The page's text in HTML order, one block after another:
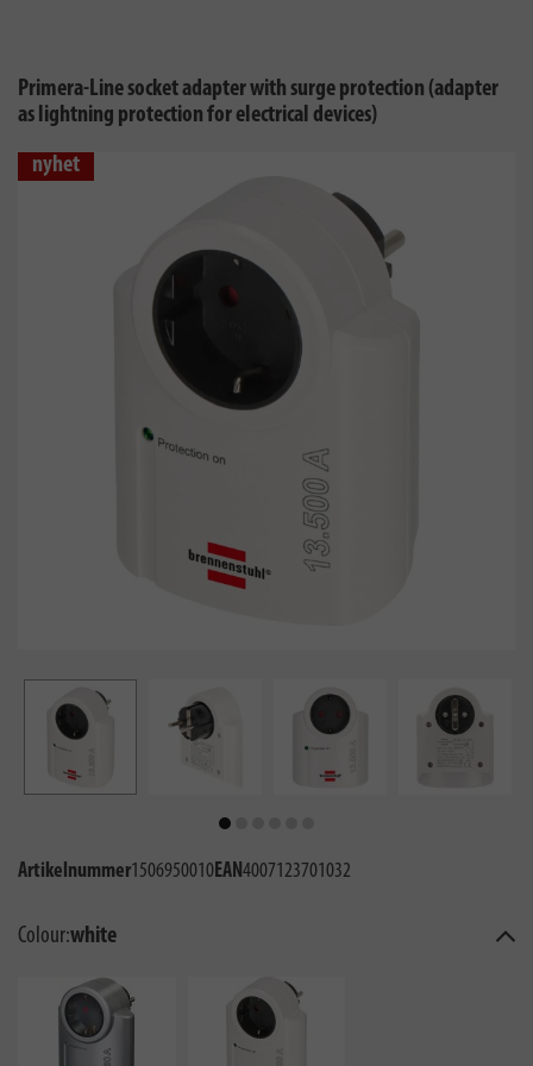
Primera-Line socket adapter with surge protection (adapter
as lightning protection for electrical devices)
nyhet
Artikelnummer1506950010EAN4007123701032
Colour:white